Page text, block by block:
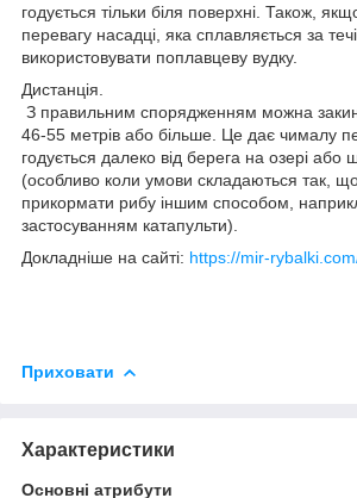
годується тільки біля поверхні. Також,
перевагу насадці, яка сплавляється за
використовувати поплавцеву вудку.
Дистанція.
З правильним спорядженням можна
46-55 метрів або більше. Це дає чималу
годується далеко від берега на озері або
(особливо коли умови складаються так,
прикормати рибу іншим способом,
застосуванням катапульти).
Докладніше на сайті: https://mir-
Приховати
Характеристики
Основні атрибути